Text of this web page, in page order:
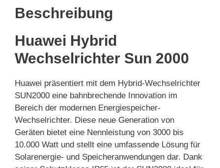
Beschreibung
Huawei Hybrid
Wechselrichter Sun 2000
Huawei präsentiert mit dem Hybrid-Wechselrichter
SUN2000 eine bahnbrechende Innovation im
Bereich der modernen Energiespeicher-
Wechselrichter. Diese neue Generation von
Geräten bietet eine Nennleistung von 3000 bis
10.000 Watt und stellt eine umfassende Lösung für
Solarenergie- und Speicheranwendungen dar. Dank